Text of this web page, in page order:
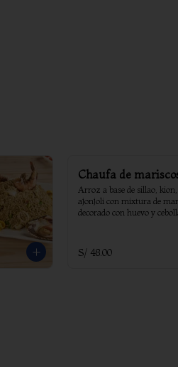
Chaufa de
Arroz a base de sillao, kion,
ajonjoli con mixtura de
decorado con huevo y
S/ 48.00